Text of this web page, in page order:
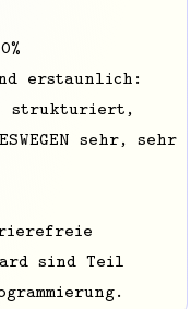
erstaunlich:
strukturiert,
sehr, sehr
sind Teil